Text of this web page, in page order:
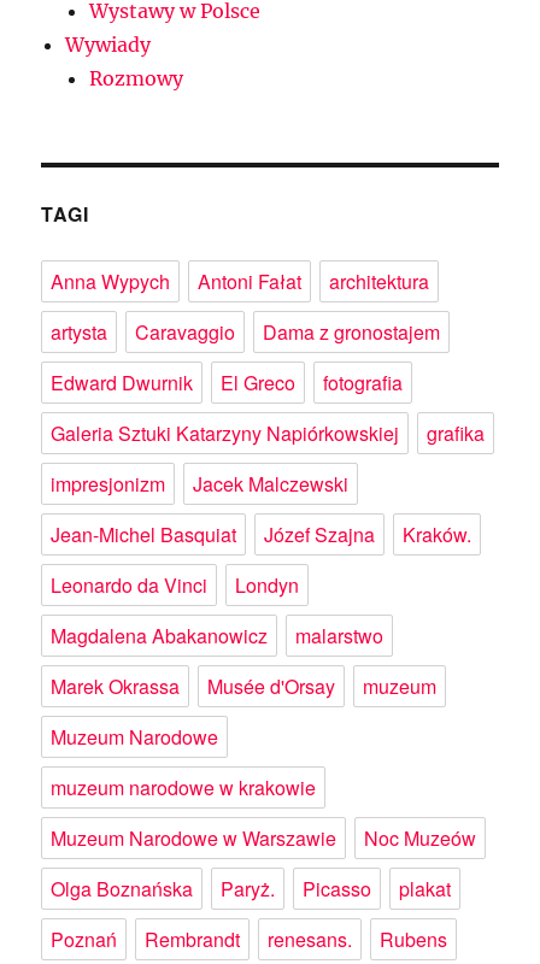
Wystawy w Polsce
Wywiady
Rozmowy
TAGI
Anna Wypych Antoni Fałat
architektura
artysta
Caravaggio
Dama z gronostajem
Edward Dwurnik
El Greco
fotografia
Galeria Sztuki Katarzyny Napiórkowskiej
grafika
impresjonizm
Jacek Malczewski
Jean-Michel Basquiat
Józef Szajna
Kraków.
Leonardo da Vinci
Londyn
Magdalena Abakanowicz
malarstwo
Marek Okrassa
Musée d'Orsay
muzeum
Muzeum Narodowe
muzeum narodowe w krakowie
Muzeum Narodowe w Warszawie
Noc Muzeów
Olga Boznańska
Paryż. Picasso
plakat
Poznań
Rembrandt renesans.
Rubens